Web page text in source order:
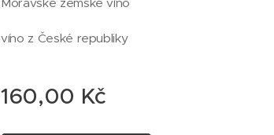
víno z České republiky
160,00 Kč